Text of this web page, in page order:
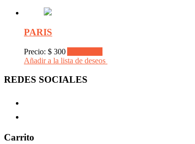
PARIS
Precio: $ 300
Añadir a la lista de deseos
REDES SOCIALES
Carrito